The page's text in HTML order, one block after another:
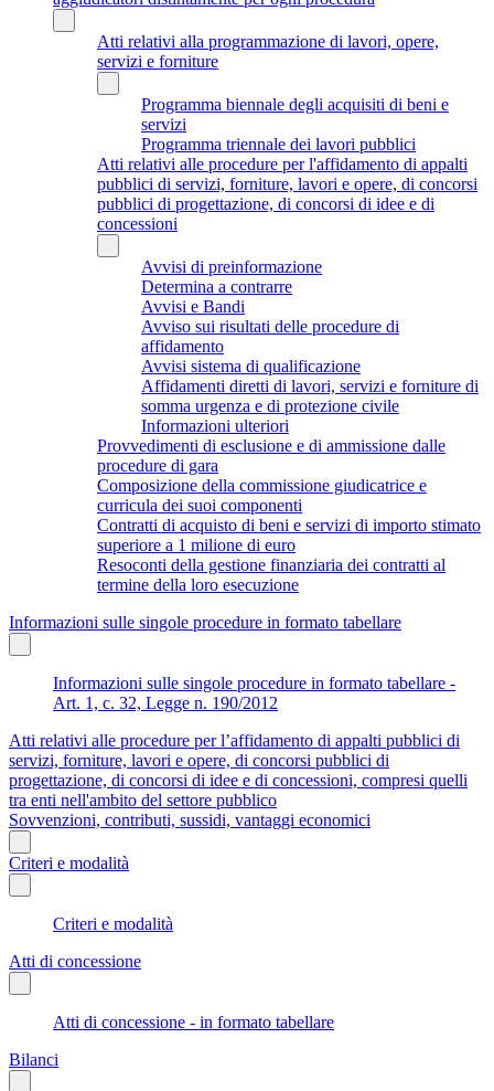
Atti relativi alla programmazione di lavori, opere,
servizi e forniture
Programma biennale degli acquisiti di beni e
servizi
Programma triennale dei lavori pubblici
Atti relativi alle procedure per l'affidamento di appalti
pubblici di servizi, forniture, lavori e opere, di concorsi
pubblici di progettazione, di concorsi di idee e di
concessioni
Avvisi di preinformazione
Determina a contrarre
Avvisi e Bandi
Avviso sui risultati delle procedure di
affidamento
Avvisi sistema di qualificazione
Affidamenti diretti di lavori, servizi e forniture di
somma urgenza e di protezione civile
Informazioni ulteriori
Provvedimenti di esclusione e di ammissione dalle
procedure di gara
Composizione della commissione giudicatrice e
curricula dei suoi componenti
Contratti di acquisto di beni e servizi di importo stimato
superiore a 1 milione di euro
Resoconti della gestione finanziaria dei contratti al
termine della loro esecuzione
Informazioni sulle singole procedure in formato tabellare
Informazioni sulle singole procedure in formato tabellare -
Art. 1, c. 32, Legge n. 190/2012
Atti relativi alle procedure per l’affidamento di appalti pubblici di
servizi, forniture, lavori e opere, di concorsi pubblici di
progettazione, di concorsi di idee e di concessioni, compresi quelli
tra enti nell'ambito del settore pubblico
Sovvenzioni, contributi, sussidi, vantaggi economici
Criteri e modalità
Criteri e modalità
Atti di concessione
Atti di concessione - in formato tabellare
Bilanci